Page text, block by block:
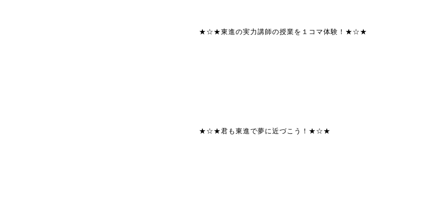
★☆★東進の実力講師の授業を１コマ体験！★☆★
★☆★君も東進で夢に近づこう！★☆★